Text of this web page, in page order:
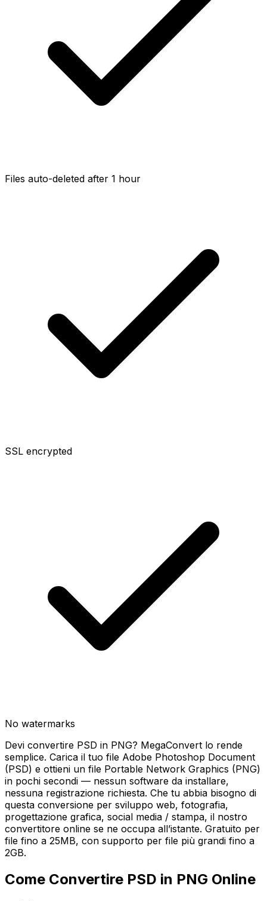
Files auto-deleted after 1 hour
SSL encrypted
No watermarks
Devi convertire PSD in PNG? MegaConvert lo rende
semplice. Carica il tuo file Adobe Photoshop Document
(PSD) e ottieni un file Portable Network Graphics (PNG)
in pochi secondi — nessun software da installare,
nessuna registrazione richiesta. Che tu abbia bisogno di
questa conversione per sviluppo web, fotografia,
progettazione grafica, social media / stampa, il nostro
convertitore online se ne occupa all’istante. Gratuito per
file fino a 25MB, con supporto per file più grandi fino a
2GB.
Come Convertire PSD in PNG Online